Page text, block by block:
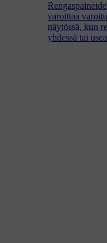
varoittaa
näytössä, kun
yhdessä tai